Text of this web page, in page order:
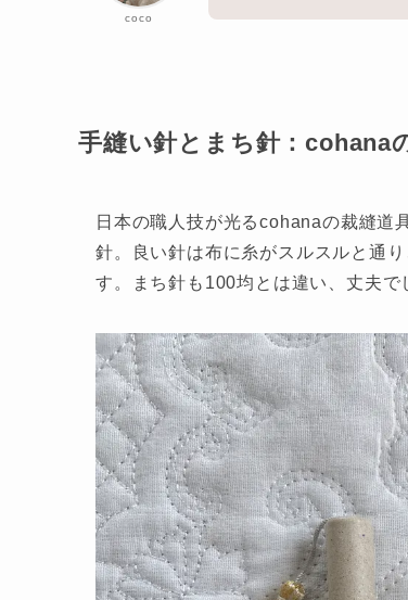
coco
手縫い針とまち針：cohana
日本の職人技が光るcohanaの裁縫道
針。良い針は布に糸がスルスルと通
す。まち針も100均とは違い、丈夫で